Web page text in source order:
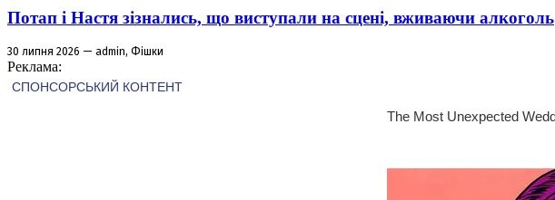
Потап і Настя зізнались, що виступали на сцені, вживаючи алкоголь
30 липня 2026 — admin, Фішки
Реклама: